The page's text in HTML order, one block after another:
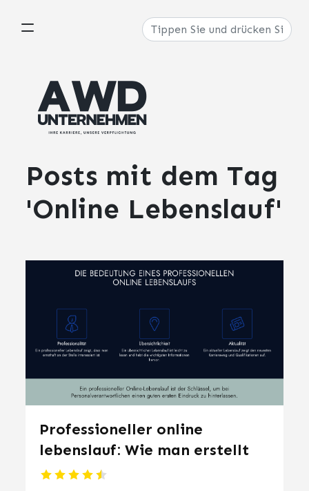
Posts mit dem Tag
'Online Lebenslauf'
Professioneller online
lebenslauf: Wie man erstellt